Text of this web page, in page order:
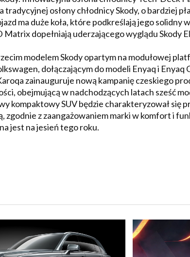
osłony chłodnicy Skody, o bardziej
ma duże koła, które podkreślają jego solidny
dopełniają uderzającego wyglądu Skody
modelem Skody opartym na modułowej
dołączającym do modeli Enyaq i
zainauguruje nową kampanię czeskiego
obejmującą w nadchodzących latach sześć
kompaktowy SUV będzie charakteryzował się
zgodnie z zaangażowaniem marki w komfort i
jest na jesień tego roku.